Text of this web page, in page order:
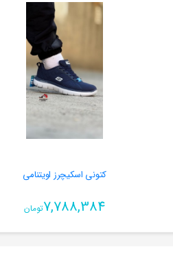
کتونی اسکیچرز اویتنامی
7,788,384تومان